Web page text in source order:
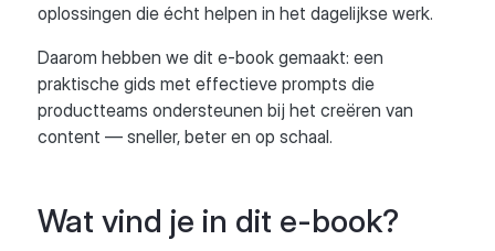
oplossingen die écht helpen in het dagelijkse werk.
Daarom hebben we dit e-book gemaakt: een
praktische gids met effectieve prompts die
productteams ondersteunen bij het creëren van
content — sneller, beter en op schaal.
Wat vind je in dit e-book?